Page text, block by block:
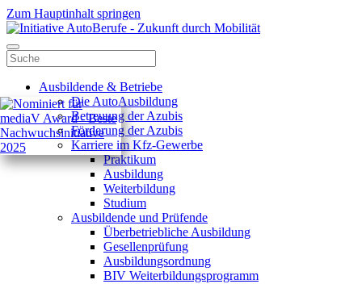
Zum Hauptinhalt springen
Ausbildende & Betriebe
Die AutoAusbildung
Betreuung der Azubis
Förderung der Azubis
Karriere im Kfz-Gewerbe
Praktikum
Ausbildung
Weiterbildung
Studium
Ausbildende und Prüfende
Überbetriebliche Ausbildung
Gesellenprüfung
Ausbildungsordnung
BIV Weiterbildungsprogramm